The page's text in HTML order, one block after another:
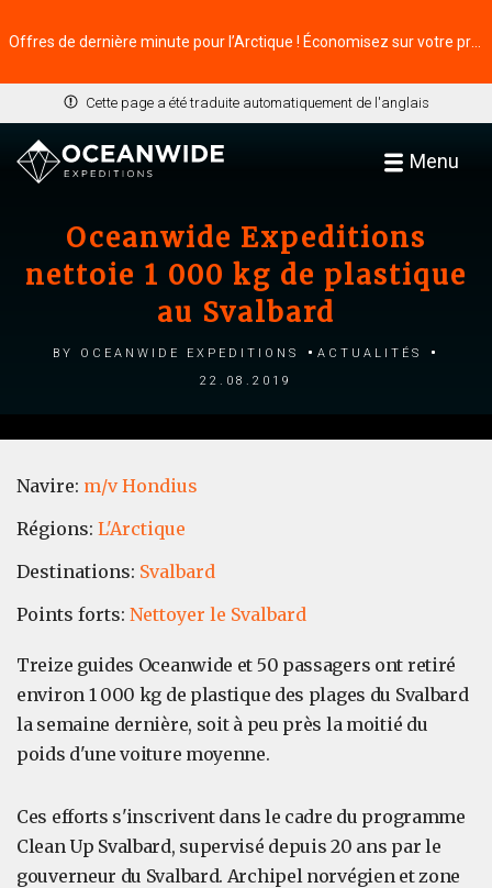
Cette page a été traduite automatiquement de l'anglais
Menu
Oceanwide Expeditions
nettoie 1 000 kg de plastique
au Svalbard
by Oceanwide Expeditions
Actualités
22.08.2019
Navire: m/v Hondius
Régions: L'Arctique
Destinations: Svalbard
Points forts: Nettoyer le Svalbard
Treize guides Oceanwide et 50 passagers ont retiré
environ 1 000 kg de plastique des plages du Svalbard
la semaine dernière, soit à peu près la moitié du
poids d'une voiture moyenne.
Ces efforts s'inscrivent dans le cadre du programme
Clean Up Svalbard, supervisé depuis 20 ans par le
gouverneur du Svalbard. Archipel norvégien et zone